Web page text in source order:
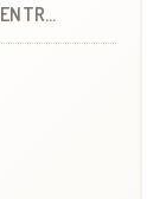
(WZC)